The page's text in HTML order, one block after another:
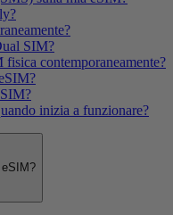
SIM?
contemporaneamente?
inizia a funzionare?